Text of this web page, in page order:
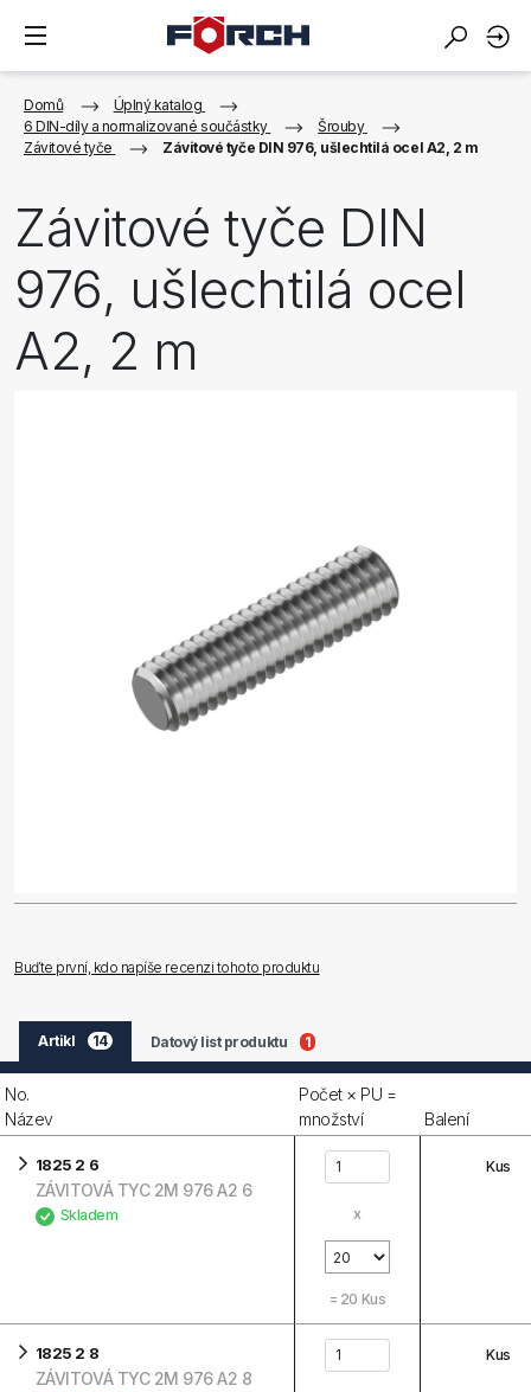
Domů
Úplný katalog
6 DIN-díly a normalizované součástky
Šrouby
Závitové tyče
Závitové tyče DIN 976, ušlechtilá ocel A2, 2 m
Závitové tyče DIN
976, ušlechtilá ocel
A2, 2 m
Buďte první, kdo napíše recenzi tohoto produktu
Artikl 14 Datový list produktu 1
No.
Název
Počet × PU =
množství
Balení
1825 2 6
ZÁVITOVÁ TYC 2M 976 A2 6
Skladem x
= 20 Kus
Kus
1825 2 8
ZÁVITOVÁ TYC 2M 976 A2 8
Kus